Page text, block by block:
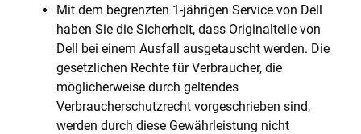
Mit dem begrenzten 1-jährigen Service von Dell
haben Sie die Sicherheit, dass Originalteile von
Dell bei einem Ausfall ausgetauscht werden. Die
gesetzlichen Rechte für Verbraucher, die
möglicherweise durch geltendes
Verbraucherschutzrecht vorgeschrieben sind,
werden durch diese Gewährleistung nicht